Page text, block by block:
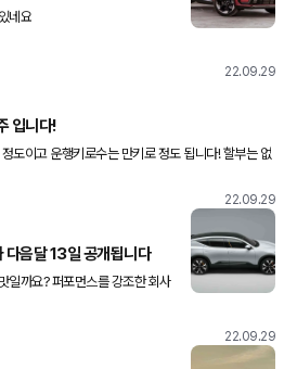
네요
22.09.29
입니다!
도이고 운행키로수는 만키로 정도 됩니다! 할부는 없
도 입니다. 집은 포기한지 오래라 차종 변경을 하고싶
22.09.29
음달 13일 공개됩니다
강조한 회사
22.09.29